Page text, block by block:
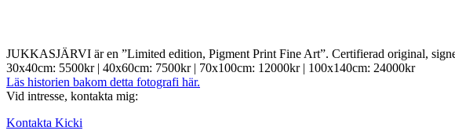
JUKKASJÄRVI är en ”Limited edition, Pigment Print Fine Art”. Certifierad original,
30x40cm: 5500kr | 40x60cm: 7500kr | 70x100cm: 12000kr | 100x140cm: 24000kr
Läs historien bakom detta fotografi här.
Vid intresse, kontakta mig:
Kontakta Kicki